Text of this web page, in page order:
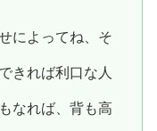
によってね、そ
きれば利口な人
なれば、背も高